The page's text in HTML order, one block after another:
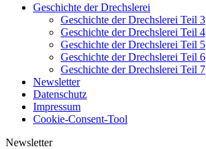
Geschichte der Drechslerei
Geschichte der Drechslerei Teil 3
Geschichte der Drechslerei Teil 4
Geschichte der Drechslerei Teil 5
Geschichte der Drechslerei Teil 6
Geschichte der Drechslerei Teil 7
Newsletter
Datenschutz
Impressum
Cookie-Consent-Tool
Newsletter